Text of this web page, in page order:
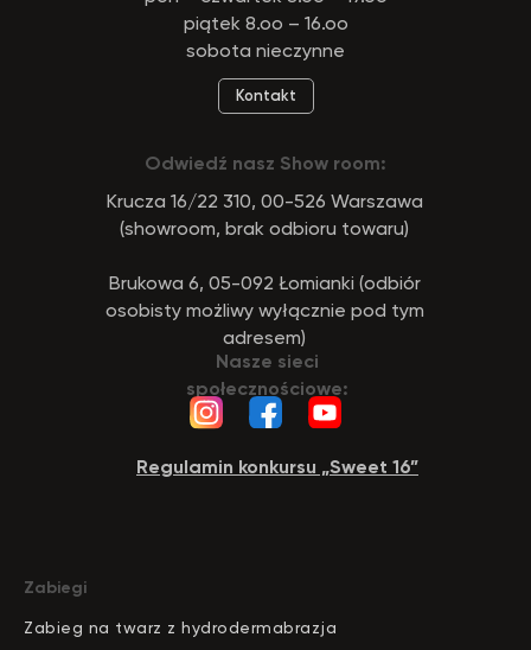
piątek 8.oo – 16.oo
sobota nieczynne
Regulamin konkursu „Sweet 16”
Odwiedź nasz Show room:
Krucza 16/22 310, 00-526 Warszawa
(showroom, brak odbioru towaru)
Brukowa 6, 05-092 Łomianki (odbiór
osobisty możliwy wyłącznie pod tym
adresem)
Kontakt
Nasze sieci
społecznościowe:
Zabiegi
Zabieg na twarz z hydrodermabrazja
wystawiać oraz udostępniać faktury wyłącznie w
formie ustrukturyzowanej za pośrednictwem
systemu KSeF.